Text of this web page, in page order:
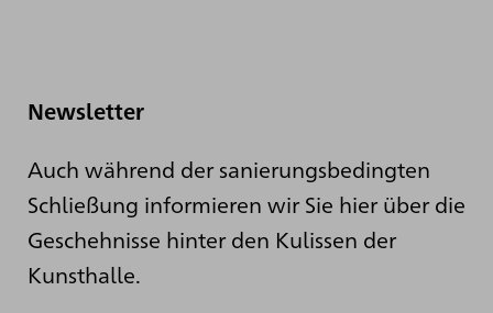
Newsletter
Auch während der sanierungsbedingten
Schließung informieren wir Sie hier über die
Geschehnisse hinter den Kulissen der
Kunsthalle.